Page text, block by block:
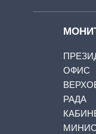
ОФИС
РАДА